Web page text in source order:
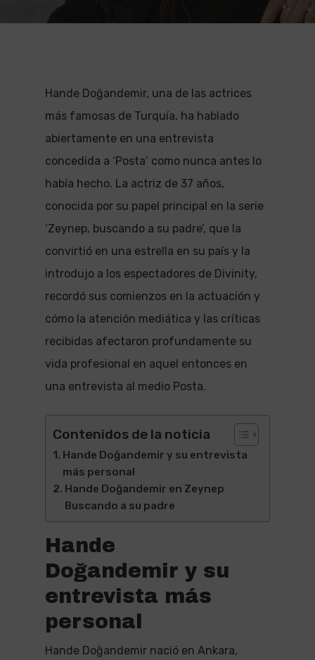
Hande Doğandemir, una de las actrices
más famosas de Turquía, ha hablado
abiertamente en una entrevista
concedida a ‘Posta’ como nunca antes lo
había hecho. La actriz de 37 años,
conocida por su papel principal en la serie
‘Zeynep, buscando a su padre’, que la
convirtió en una estrella en su país y la
introdujo a los espectadores de Divinity,
recordó sus comienzos en la actuación y
cómo la atención mediática y las críticas
recibidas afectaron profundamente su
vida profesional en aquel entonces en
una entrevista al medio Posta.
Contenidos de la noticia
Hande Doğandemir y su entrevista
más personal
Hande Doğandemir en Zeynep
Buscando a su padre
Hande
Doğandemir y su
entrevista más
personal
Hande Doğandemir nació en Ankara,